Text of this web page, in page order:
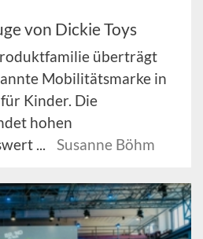
von Dickie Toys
überträgt
Mobilitätsmarke in
Kinder. Die
hohen
...
Susanne Böhm